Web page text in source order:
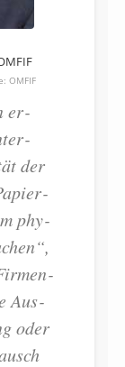
OMFIF
er­
der
phy­
Aus­
oder